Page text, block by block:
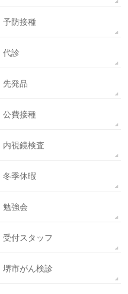
予防接種
代診
先発品
公費接種
内視鏡検査
冬季休暇
勉強会
受付スタッフ
堺市がん検診